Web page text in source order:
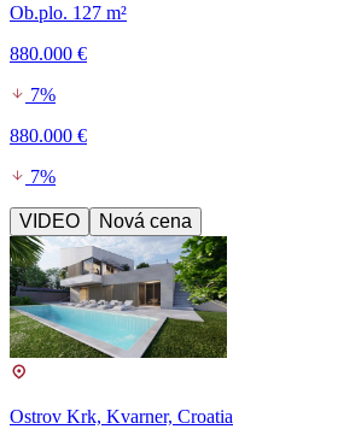
Ob.plo. 127 m²
880.000 €
7%
880.000 €
7%
VIDEO Nová cena
Ostrov Krk, Kvarner, Croatia